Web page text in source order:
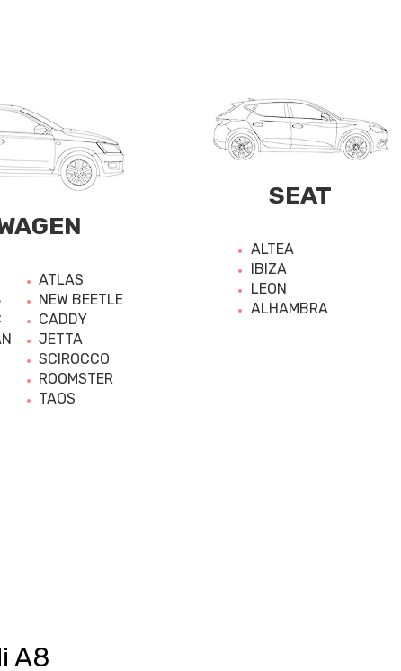
ATLAS
NEW BEETLE
CADDY
JETTA
SCIROCCO
ROOMSTER
TAOS
SEAT
ALTEA
IBIZA
LEON
ALHAMBRA
A8